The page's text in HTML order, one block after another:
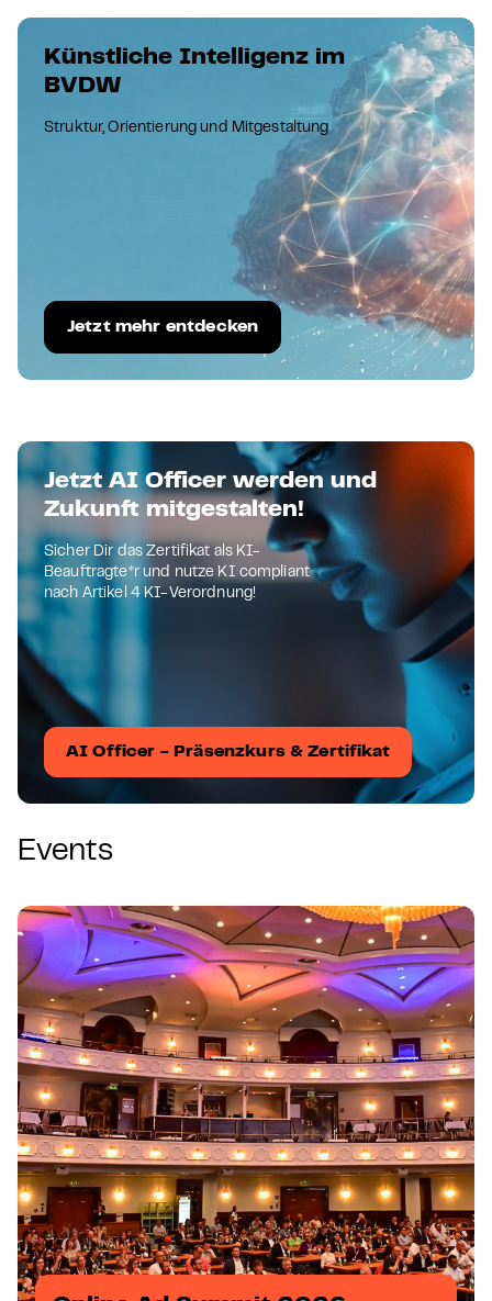
Künstliche Intelligenz im
BVDW
Struktur, Orientierung und Mitgestaltung
Jetzt mehr entdecken
Jetzt AI Officer werden und
Zukunft mitgestalten!
Sicher Dir das Zertifikat als KI-
Beauftragte*r und nutze KI compliant
nach Artikel 4 KI-Verordnung!
AI Officer - Präsenzkurs & Zertifikat
Events